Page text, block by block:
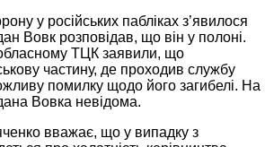
у російських пабліках з’явилося
Вовк розповідав, що він у полоні.
ТЦК заявили, що
частину, де проходив службу
помилку щодо його загибелі. На
Вовка невідома.
вважає, що у випадку з